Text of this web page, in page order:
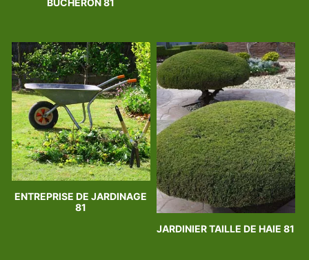
ENTREPRISE DE JARDINAGE
81
JARDINIER TAILLE DE HAIE 81